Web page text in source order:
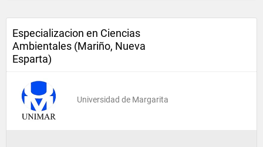
Especializacion en Ciencias
Ambientales (Mariño, Nueva
Esparta)
Universidad de Margarita